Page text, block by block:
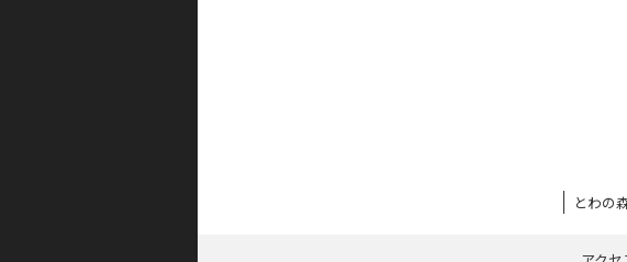
とわの